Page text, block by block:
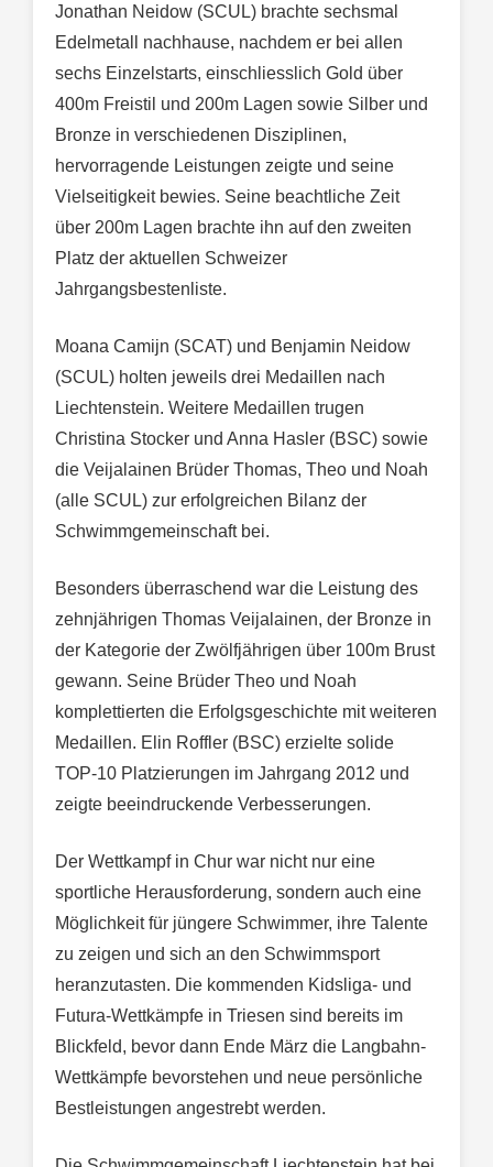
Jonathan Neidow (SCUL) brachte sechsmal
Edelmetall nachhause, nachdem er bei allen
sechs Einzelstarts, einschliesslich Gold über
400m Freistil und 200m Lagen sowie Silber und
Bronze in verschiedenen Disziplinen,
hervorragende Leistungen zeigte und seine
Vielseitigkeit bewies. Seine beachtliche Zeit
über 200m Lagen brachte ihn auf den zweiten
Platz der aktuellen Schweizer
Jahrgangsbestenliste.
Moana Camijn (SCAT) und Benjamin Neidow
(SCUL) holten jeweils drei Medaillen nach
Liechtenstein. Weitere Medaillen trugen
Christina Stocker und Anna Hasler (BSC) sowie
die Veijalainen Brüder Thomas, Theo und Noah
(alle SCUL) zur erfolgreichen Bilanz der
Schwimmgemeinschaft bei.
Besonders überraschend war die Leistung des
zehnjährigen Thomas Veijalainen, der Bronze in
der Kategorie der Zwölfjährigen über 100m Brust
gewann. Seine Brüder Theo und Noah
komplettierten die Erfolgsgeschichte mit weiteren
Medaillen. Elin Roffler (BSC) erzielte solide
TOP-10 Platzierungen im Jahrgang 2012 und
zeigte beeindruckende Verbesserungen.
Der Wettkampf in Chur war nicht nur eine
sportliche Herausforderung, sondern auch eine
Möglichkeit für jüngere Schwimmer, ihre Talente
zu zeigen und sich an den Schwimmsport
heranzutasten. Die kommenden Kidsliga- und
Futura-Wettkämpfe in Triesen sind bereits im
Blickfeld, bevor dann Ende März die Langbahn-
Wettkämpfe bevorstehen und neue persönliche
Bestleistungen angestrebt werden.